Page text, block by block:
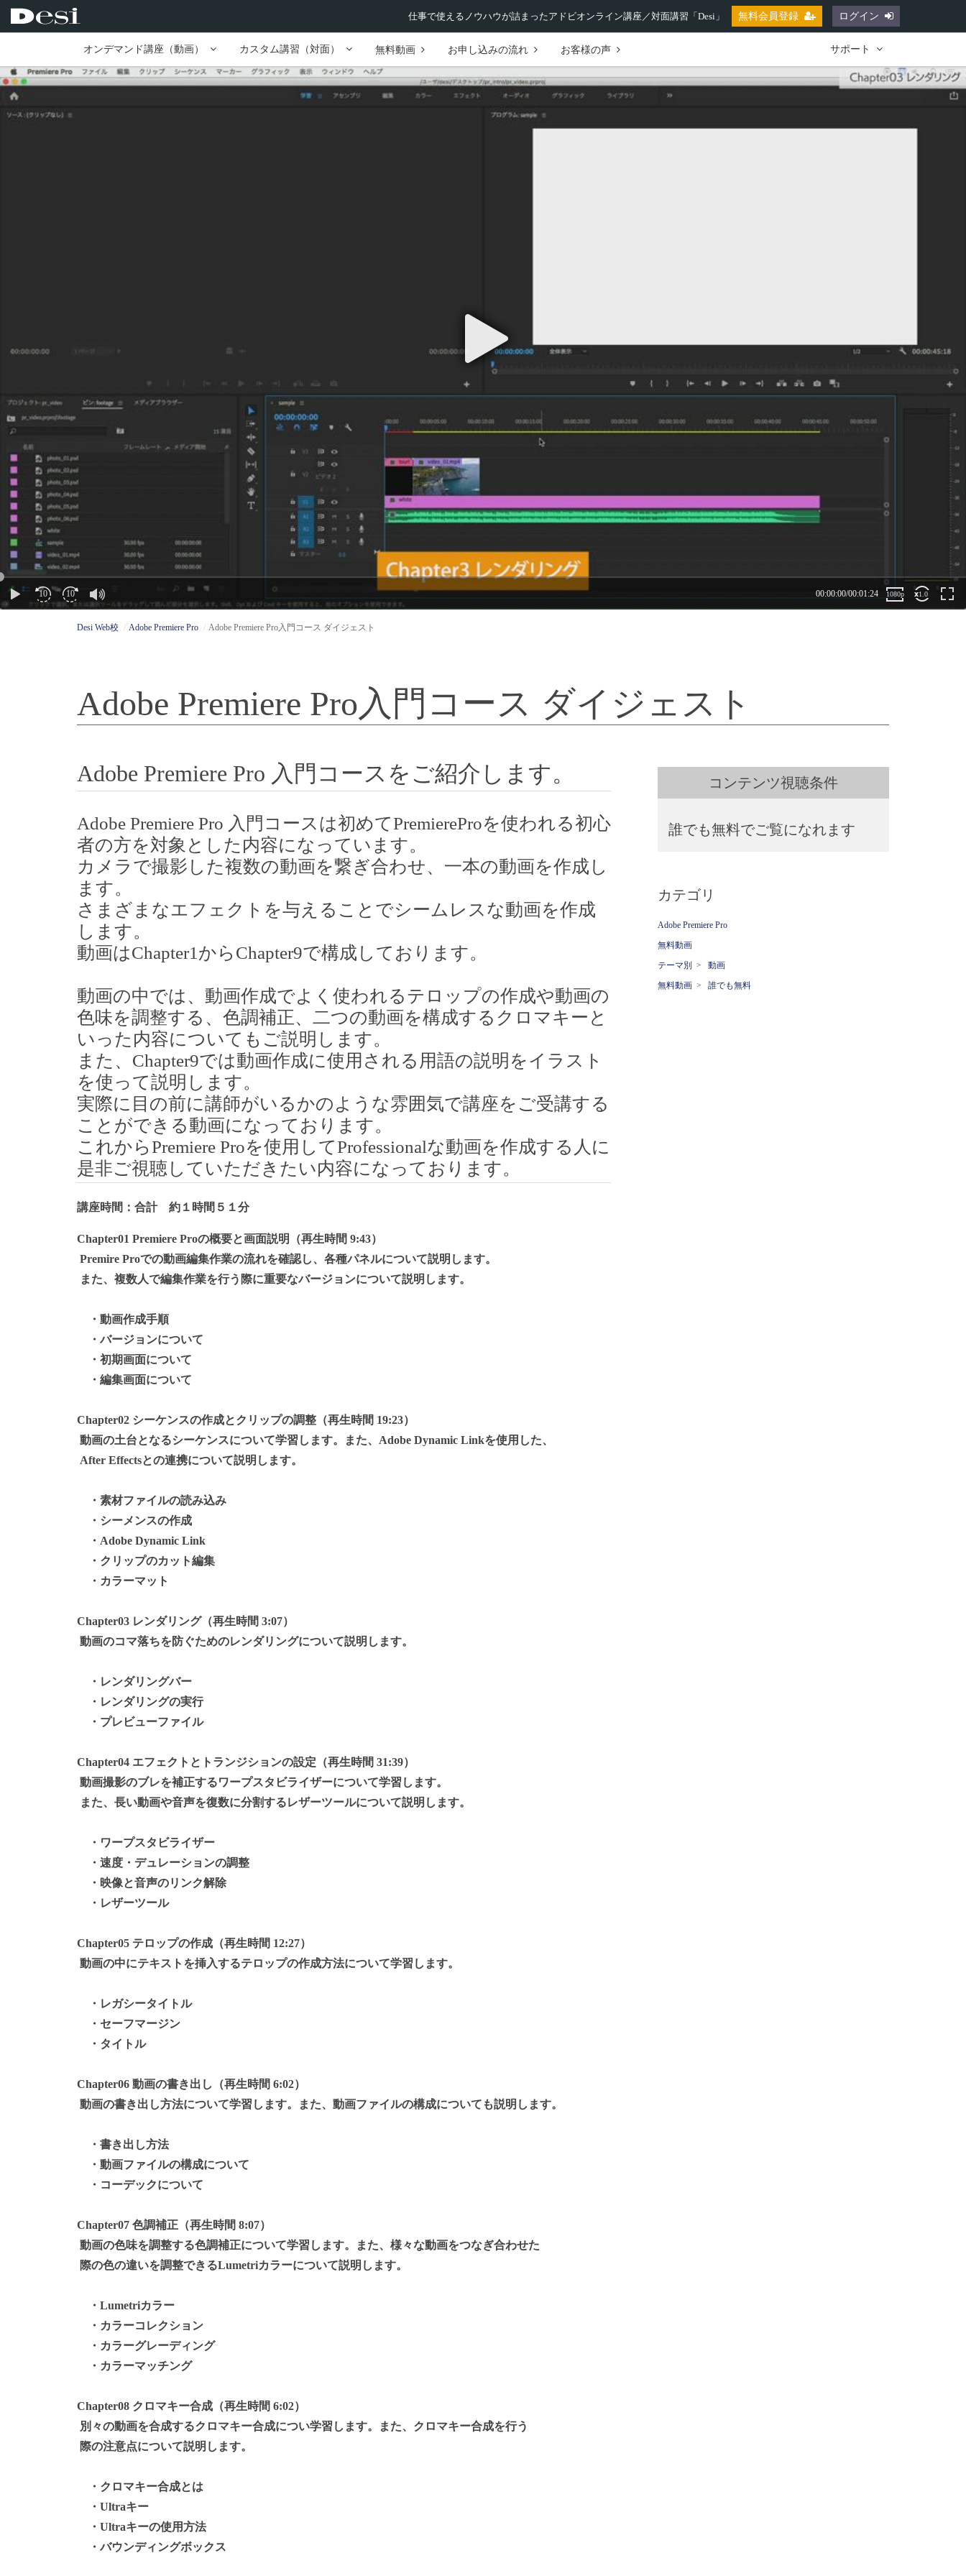
仕事で使えるノウハウが詰まったアドビオンライン講座／対面講習「Desi」 無料会員登録 ログイン
オンデマンド講座（動画） カスタム講習（対面） 無料動画 お申し込みの流れ お客様の声 サポート
Desi Web校 Adobe Premiere Pro Adobe Premiere Pro入門コース ダイジェスト
Adobe Premiere Pro入門コース ダイジェスト
Adobe Premiere Pro 入門コースをご紹介します。
Adobe Premiere Pro 入門コースは初めてPremiereProを使われる初心
者の方を対象とした内容になっています。
カメラで撮影した複数の動画を繋ぎ合わせ、一本の動画を作成し
ます。
さまざまなエフェクトを与えることでシームレスな動画を作成
します。
動画はChapter1からChapter9で構成しております。
動画の中では、動画作成でよく使われるテロップの作成や動画の
色味を調整する、色調補正、二つの動画を構成するクロマキーと
いった内容についてもご説明します。
また、Chapter9では動画作成に使用される用語の説明をイラスト
を使って説明します。
実際に目の前に講師がいるかのような雰囲気で講座をご受講する
ことができる動画になっております。
これからPremiere Proを使用してProfessionalな動画を作成する人に
是非ご視聴していただきたい内容になっております。
講座時間：合計 約１時間５１分
Chapter01 Premiere Proの概要と画面説明（再生時間 9:43）
Premire Proでの動画編集作業の流れを確認し、各種パネルについて説明します。
また、複数人で編集作業を行う際に重要なバージョンについて説明します。
・動画作成手順
・バージョンについて
・初期画面について
・編集画面について
Chapter02 シーケンスの作成とクリップの調整（再生時間 19:23）
動画の土台となるシーケンスについて学習します。また、Adobe Dynamic Linkを使用した、
After Effectsとの連携について説明します。
・素材ファイルの読み込み
・シーメンスの作成
・Adobe Dynamic Link
・クリップのカット編集
・カラーマット
Chapter03 レンダリング（再生時間 3:07）
動画のコマ落ちを防ぐためのレンダリングについて説明します。
・レンダリングバー
・レンダリングの実行
・プレビューファイル
Chapter04 エフェクトとトランジションの設定（再生時間 31:39）
動画撮影のブレを補正するワープスタビライザーについて学習します。
また、長い動画や音声を復数に分割するレザーツールについて説明します。
・ワープスタビライザー
・速度・デュレーションの調整
・映像と音声のリンク解除
・レザーツール
Chapter05 テロップの作成（再生時間 12:27）
動画の中にテキストを挿入するテロップの作成方法について学習します。
・レガシータイトル
・セーフマージン
・タイトル
Chapter06 動画の書き出し（再生時間 6:02）
動画の書き出し方法について学習します。また、動画ファイルの構成についても説明します。
・書き出し方法
・動画ファイルの構成について
・コーデックについて
Chapter07 色調補正（再生時間 8:07）
動画の色味を調整する色調補正について学習します。また、様々な動画をつなぎ合わせた
際の色の違いを調整できるLumetriカラーについて説明します。
・Lumetriカラー
・カラーコレクション
・カラーグレーディング
・カラーマッチング
Chapter08 クロマキー合成（再生時間 6:02）
別々の動画を合成するクロマキー合成につい学習します。また、クロマキー合成を行う
際の注意点について説明します。
・クロマキー合成とは
・Ultraキー
・Ultraキーの使用方法
・バウンディングボックス
コンテンツ視聴条件
誰でも無料でご覧になれます
カテゴリ
Adobe Premiere Pro
無料動画
テーマ別
>動画
無料動画 >誰でも無料